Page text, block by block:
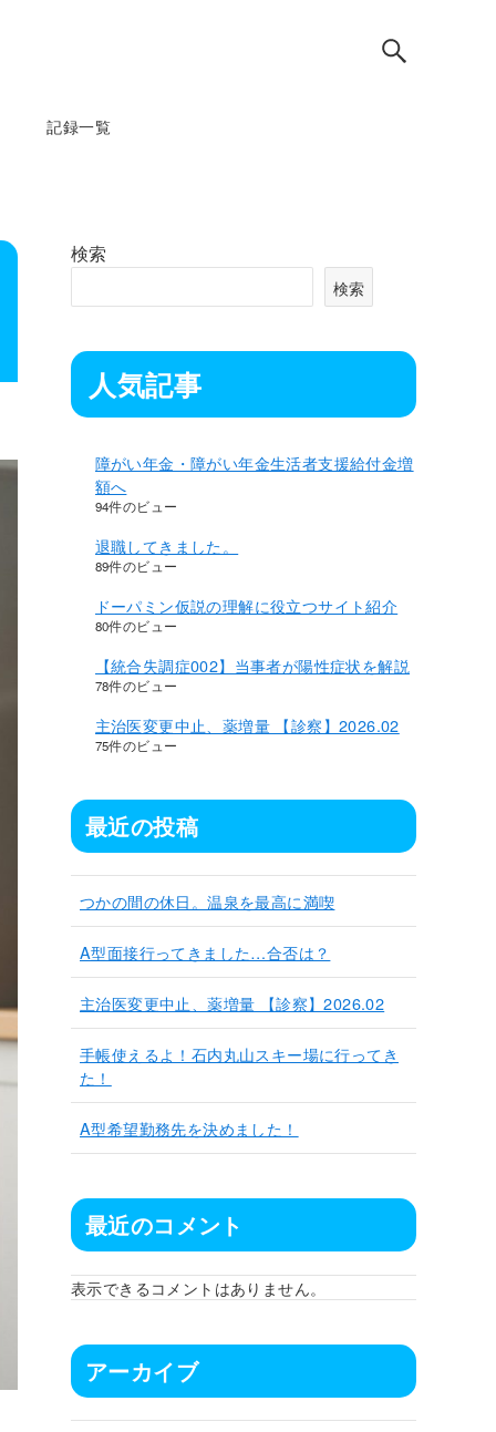
記録一覧
検索
検索
人気記事
障がい年金・障がい年金生活者支援給付金増
額へ
94件のビュー
退職してきました。
89件のビュー
ドーパミン仮説の理解に役立つサイト紹介
80件のビュー
【統合失調症002】当事者が陽性症状を解説
78件のビュー
主治医変更中止、薬増量 【診察】2026.02
75件のビュー
最近の投稿
つかの間の休日。温泉を最高に満喫
A型面接行ってきました…合否は？
主治医変更中止、薬増量 【診察】2026.02
手帳使えるよ！石内丸山スキー場に行ってき
た！
A型希望勤務先を決めました！
最近のコメント
表示できるコメントはありません。
アーカイブ